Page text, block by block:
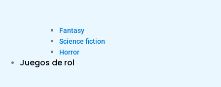
Fantasy
Science fiction
Horror
Juegos de rol